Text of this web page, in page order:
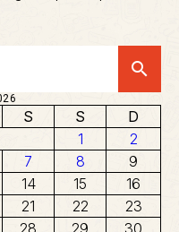
search
S S
D
1
2
7 8
9
14 15
16
21 22
23
28 29
30